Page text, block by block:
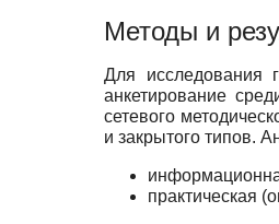
Методы и
Для исследования
анкетирование
сетевого
и закрытого типов.
практическая